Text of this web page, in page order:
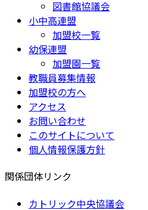
図書館協議会
小中高連盟
加盟校一覧
幼保連盟
加盟園一覧
教職員募集情報
加盟校の方へ
アクセス
お問い合わせ
このサイトについて
個人情報保護方針
関係団体リンク
カトリック中央協議会